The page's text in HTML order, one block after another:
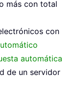
más con total
con
automática
de un servidor